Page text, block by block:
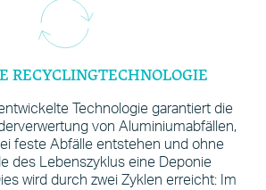
RECYCLINGTECHNOLOGIE
Technologie garantiert die
von Aluminiumabfällen,
feste Abfälle entstehen und ohne
des Lebenszyklus eine Deponie
wird durch zwei Zyklen erreicht: Im